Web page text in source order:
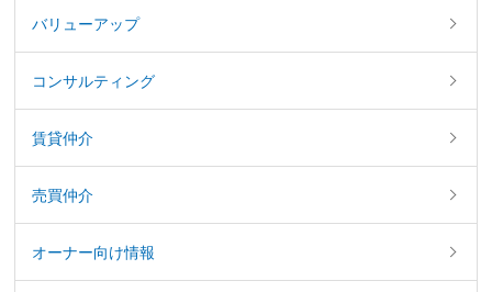
バリューアップ
コンサルティング
賃貸仲介
売買仲介
オーナー向け情報